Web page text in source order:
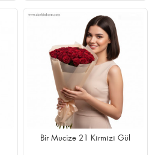
Bir Mucize 21 Kırmızı Gül